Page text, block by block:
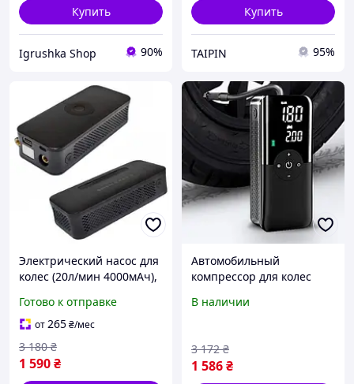
Купить
Igrushka Shop 90%
Купить
TAIPIN 95%
Электрический насос для
колес (20л/мин 4000мАч),
компрессор с
автоотключением, MTS
Готово к отправке
от265₴/мес
1 590₴
3 180 ₴
Автомобильный
компрессор для колес
для шин электрический,
В наличии
1 586₴
3 172 ₴